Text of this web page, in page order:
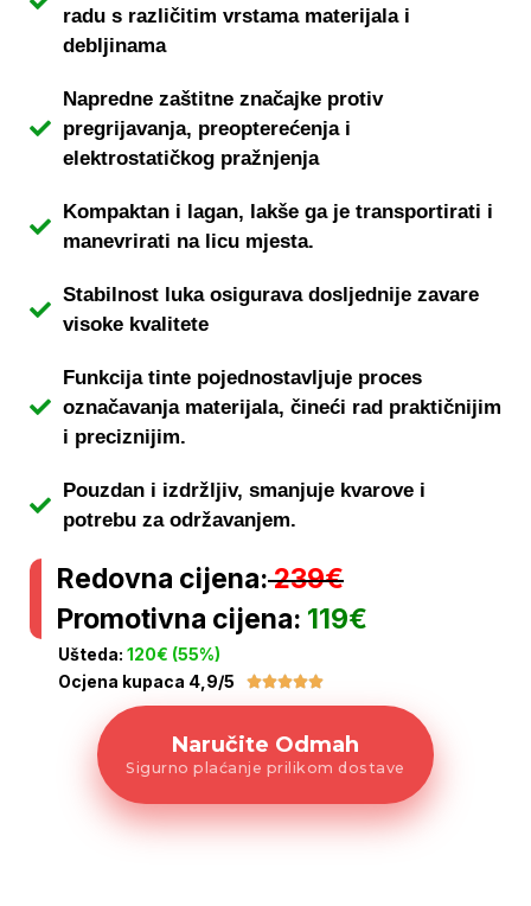
radu s različitim vrstama materijala i
debljinama
Napredne zaštitne značajke protiv
pregrijavanja, preopterećenja i
elektrostatičkog pražnjenja
Kompaktan i lagan, lakše ga je transportirati i
manevrirati na licu mjesta.
Stabilnost luka osigurava dosljednije zavare
visoke kvalitete
Funkcija tinte pojednostavljuje proces
označavanja materijala, čineći rad praktičnijim
i preciznijim.
Pouzdan i izdržljiv, smanjuje kvarove i
potrebu za održavanjem.
Redovna cijena:239€
Promotivna cijena: 119€
Ušteda: 120€ (55%)
Ocjena kupaca 4,9/5

Naručite Odmah
Sigurno plaćanje prilikom dostave